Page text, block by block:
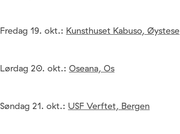
Fredag 19. okt.: Kunsthuset Kabuso, Øystese
Lørdag 20. okt.: Oseana, Os
Søndag 21. okt.: USF Verftet, Bergen